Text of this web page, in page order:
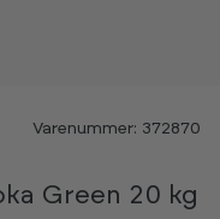
Varenummer: 372870
Green 20 kg